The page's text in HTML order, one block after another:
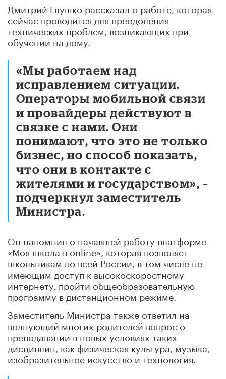
Дмитрий Глушко рассказал о работе, которая
сейчас проводится для преодоления
технических проблем, возникающих при
обучении на дому.
«Мы работаем над
исправлением ситуации.
Операторы мобильной связи
и провайдеры действуют в
связке с нами. Они
понимают, что это не только
бизнес, но способ показать,
что они в контакте с
жителями и государством», –
подчеркнул заместитель
Министра.
Он напомнил о начавшей работу платформе
«Моя школа в online», которая позволяет
школьникам по всей России, в том числе не
имеющим доступ к высокоскоростному
интернету, пройти общеобразовательную
программу в дистанционном режиме.
Заместитель Министра также ответил на
волнующий многих родителей вопрос о
преподавании в новых условиях таких
дисциплин, как физическая культура, музыка,
изобразительное искусство и технология.